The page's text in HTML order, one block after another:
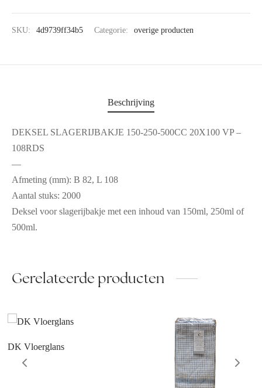
SKU: 4d9739ff34b5 Categorie: overige producten
Beschrijving
DEKSEL SLAGERIJBAKJE 150-250-500CC 20X100 VP –
108RDS
—
Afmeting (mm): B 82, L 108
Aantal stuks: 2000
Deksel voor slagerijbakje met een inhoud van 150ml, 250ml of
500ml.
Gerelateerde producten
DK Vloerglans